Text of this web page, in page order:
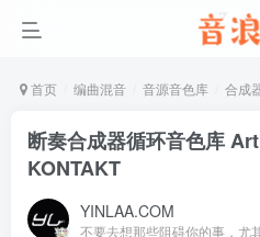
首页 编曲混音 音源音色库 合成
断奏合成器循环音色库
KONTAKT
YINLAA.COM